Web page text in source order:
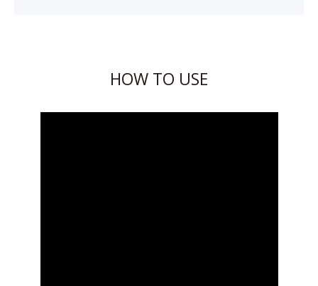
HOW TO USE